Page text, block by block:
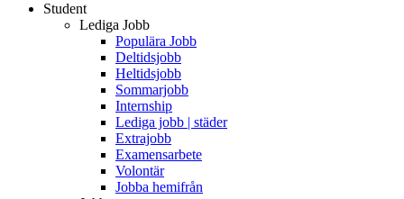
Student
Lediga Jobb
Populära Jobb
Deltidsjobb
Heltidsjobb
Sommarjobb
Internship
Lediga jobb | städer
Extrajobb
Examensarbete
Volontär
Jobba hemifrån